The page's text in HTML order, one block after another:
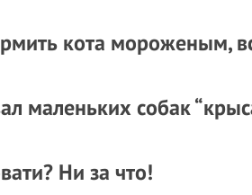
кота мороженым,
маленьких собак
Ни за что!